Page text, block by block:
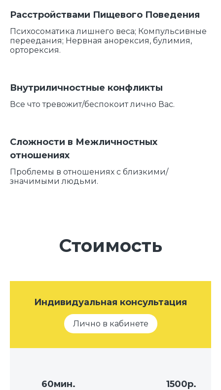
Расстройствами Пищевого Поведения
Психосоматика лишнего веса; Компульсивные
переедания; Нервная анорексия, булимия,
орторексия.
Внутриличностные конфликты
Все что тревожит/беспокоит лично Вас.
Сложности в Межличностных
отношениях
Проблемы в отношениях с близкими/
значимыми людьми.
Стоимость
Индивидуальная консультация
Лично в кабинете
60мин. 1500р.